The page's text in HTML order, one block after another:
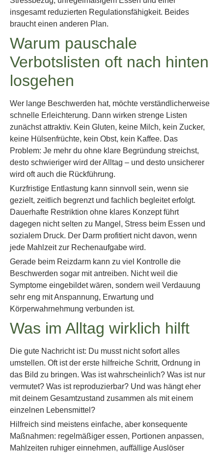
insgesamt reduzierten Regulationsfähigkeit. Beides
braucht einen anderen Plan.
Warum pauschale
Verbotslisten oft nach hinten
losgehen
Wer lange Beschwerden hat, möchte verständlicherweise
schnelle Erleichterung. Dann wirken strenge Listen
zunächst attraktiv. Kein Gluten, keine Milch, kein Zucker,
keine Hülsenfrüchte, kein Obst, kein Kaffee. Das
Problem: Je mehr du ohne klare Begründung streichst,
desto schwieriger wird der Alltag – und desto unsicherer
wird oft auch die Rückführung.
Kurzfristige Entlastung kann sinnvoll sein, wenn sie
gezielt, zeitlich begrenzt und fachlich begleitet erfolgt.
Dauerhafte Restriktion ohne klares Konzept führt
dagegen nicht selten zu Mangel, Stress beim Essen und
sozialem Druck. Der Darm profitiert nicht davon, wenn
jede Mahlzeit zur Rechenaufgabe wird.
Gerade beim Reizdarm kann zu viel Kontrolle die
Beschwerden sogar mit antreiben. Nicht weil die
Symptome eingebildet wären, sondern weil Verdauung
sehr eng mit Anspannung, Erwartung und
Körperwahrnehmung verbunden ist.
Was im Alltag wirklich hilft
Die gute Nachricht ist: Du musst nicht sofort alles
umstellen. Oft ist der erste hilfreiche Schritt, Ordnung in
das Bild zu bringen. Was ist wahrscheinlich? Was ist nur
vermutet? Was ist reproduzierbar? Und was hängt eher
mit deinem Gesamtzustand zusammen als mit einem
einzelnen Lebensmittel?
Hilfreich sind meistens einfache, aber konsequente
Maßnahmen: regelmäßiger essen, Portionen anpassen,
Mahlzeiten ruhiger einnehmen, auffällige Auslöser